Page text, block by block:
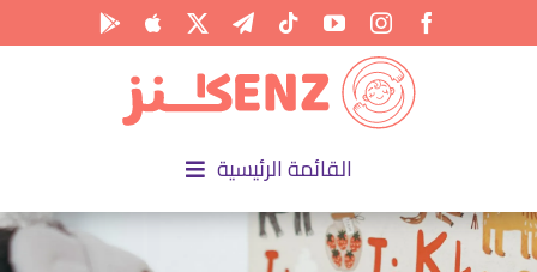
القائمة الرئيسية
الرئيسية